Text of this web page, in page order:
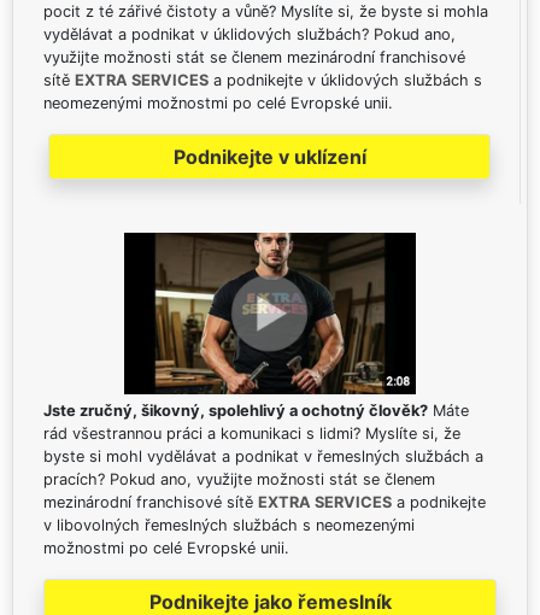
pocit z té zářivé čistoty a vůně? Myslíte si, že byste si mohla
vydělávat a podnikat v úklidových službách? Pokud ano,
využijte možnosti stát se členem mezinárodní franchisové
sítě EXTRA SERVICES a podnikejte v úklidových službách s
neomezenými možnostmi po celé Evropské unii.
Podnikejte v uklízení
Jste zručný, šikovný, spolehlivý a ochotný člověk? Máte
rád všestrannou práci a komunikaci s lidmi? Myslíte si, že
byste si mohl vydělávat a podnikat v řemeslných službách a
pracích? Pokud ano, využijte možnosti stát se členem
mezinárodní franchisové sítě EXTRA SERVICES a podnikejte
v libovolných řemeslných službách s neomezenými
možnostmi po celé Evropské unii.
Podnikejte jako řemeslník